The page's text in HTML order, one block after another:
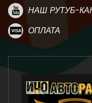
НАШ РУТУБ-
ОПЛАТА